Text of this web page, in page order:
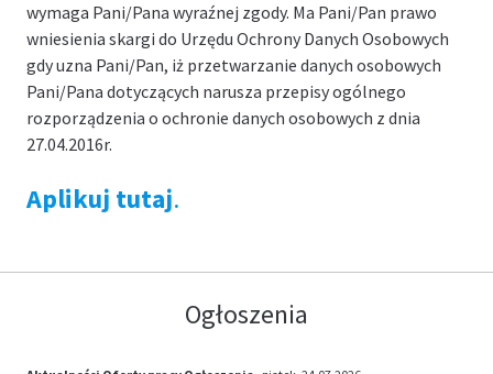
wymaga Pani/Pana wyraźnej zgody. Ma Pani/Pan prawo
wniesienia skargi do Urzędu Ochrony Danych Osobowych
gdy uzna Pani/Pan, iż przetwarzanie danych osobowych
Pani/Pana dotyczących narusza przepisy ogólnego
rozporządzenia o ochronie danych osobowych z dnia
27.04.2016r.
Aplikuj tutaj.
Ogłoszenia